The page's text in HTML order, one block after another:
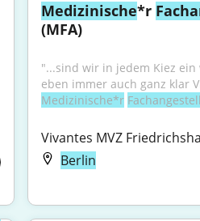
Medizinische*r
(MFA)
"...sind wir in jedem Kiez
Medizinische*r
Vivantes MVZ
Berlin